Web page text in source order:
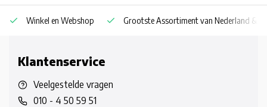
Winkel en Webshop Grootste Assortiment van Nederland &
Klantenservice
Veelgestelde vragen
010 - 4 50 59 51